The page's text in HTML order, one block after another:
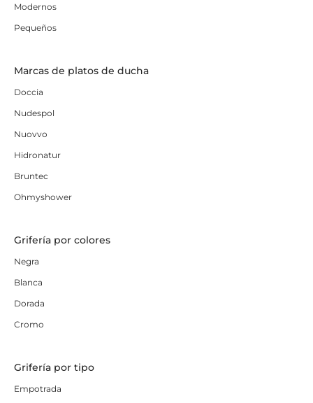
Modernos
Pequeños
Marcas de platos de ducha
Doccia
Nudespol
Nuovvo
Hidronatur
Bruntec
Ohmyshower
Grifería por colores
Negra
Blanca
Dorada
Cromo
Grifería por tipo
Empotrada